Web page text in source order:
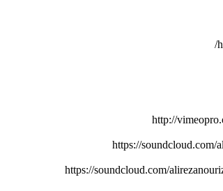
http://
https://soundcloud.com/
https://soundcloud.com/